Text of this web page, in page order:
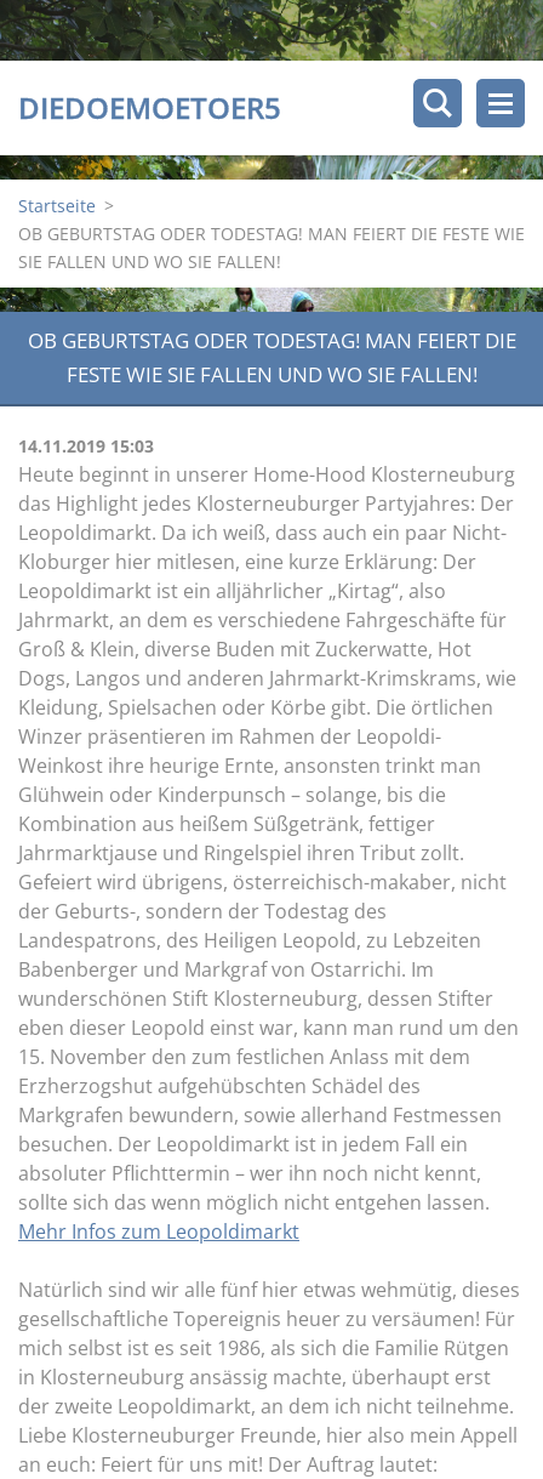
DIEDOEMOETOER5
Startseite >
OB GEBURTSTAG ODER TODESTAG! MAN FEIERT DIE FESTE WIE
SIE FALLEN UND WO SIE FALLEN!
OB GEBURTSTAG ODER TODESTAG! MAN FEIERT DIE
FESTE WIE SIE FALLEN UND WO SIE FALLEN!
14.11.2019 15:03
Heute beginnt in unserer Home-Hood Klosterneuburg
das Highlight jedes Klosterneuburger Partyjahres: Der
Leopoldimarkt. Da ich weiß, dass auch ein paar Nicht-
Kloburger hier mitlesen, eine kurze Erklärung: Der
Leopoldimarkt ist ein alljährlicher „Kirtag“, also
Jahrmarkt, an dem es verschiedene Fahrgeschäfte für
Groß & Klein, diverse Buden mit Zuckerwatte, Hot
Dogs, Langos und anderen Jahrmarkt-Krimskrams, wie
Kleidung, Spielsachen oder Körbe gibt. Die örtlichen
Winzer präsentieren im Rahmen der Leopoldi-
Weinkost ihre heurige Ernte, ansonsten trinkt man
Glühwein oder Kinderpunsch – solange, bis die
Kombination aus heißem Süßgetränk, fettiger
Jahrmarktjause und Ringelspiel ihren Tribut zollt.
Gefeiert wird übrigens, österreichisch-makaber, nicht
der Geburts-, sondern der Todestag des
Landespatrons, des Heiligen Leopold, zu Lebzeiten
Babenberger und Markgraf von Ostarrichi. Im
wunderschönen Stift Klosterneuburg, dessen Stifter
eben dieser Leopold einst war, kann man rund um den
15. November den zum festlichen Anlass mit dem
Erzherzogshut aufgehübschten Schädel des
Markgrafen bewundern, sowie allerhand Festmessen
besuchen. Der Leopoldimarkt ist in jedem Fall ein
absoluter Pflichttermin – wer ihn noch nicht kennt,
sollte sich das wenn möglich nicht entgehen lassen.
Mehr Infos zum Leopoldimarkt
Natürlich sind wir alle fünf hier etwas wehmütig, dieses
gesellschaftliche Topereignis heuer zu versäumen! Für
mich selbst ist es seit 1986, als sich die Familie Rütgen
in Klosterneuburg ansässig machte, überhaupt erst
der zweite Leopoldimarkt, an dem ich nicht teilnehme.
Liebe Klosterneuburger Freunde, hier also mein Appell
an euch: Feiert für uns mit! Der Auftrag lautet: